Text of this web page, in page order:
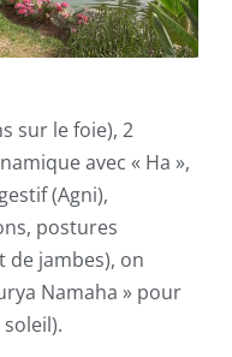
sur le foie), 2
avec « Ha »,
(Agni),
postures
de jambes), on
Namaha » pour